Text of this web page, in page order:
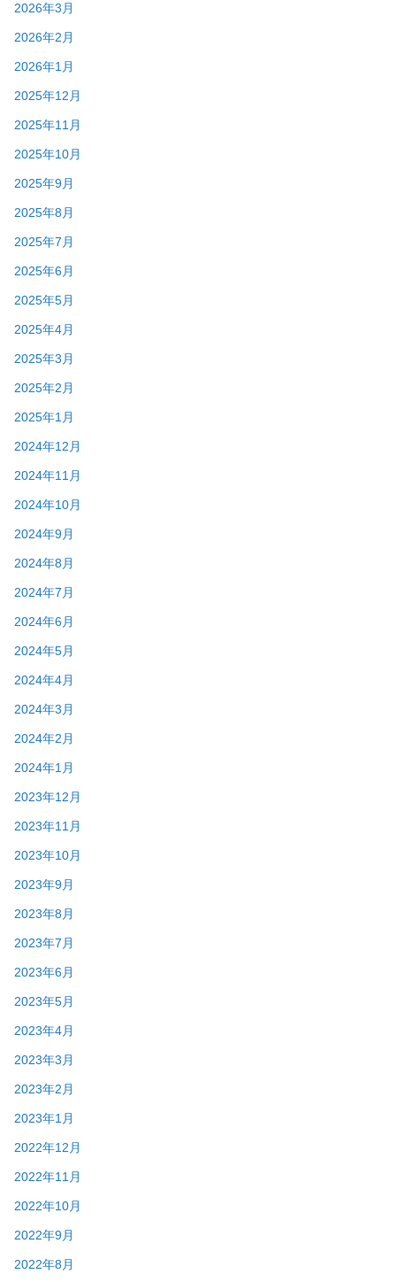
2026年3月
2026年2月
2026年1月
2025年12月
2025年11月
2025年10月
2025年9月
2025年8月
2025年7月
2025年6月
2025年5月
2025年4月
2025年3月
2025年2月
2025年1月
2024年12月
2024年11月
2024年10月
2024年9月
2024年8月
2024年7月
2024年6月
2024年5月
2024年4月
2024年3月
2024年2月
2024年1月
2023年12月
2023年11月
2023年10月
2023年9月
2023年8月
2023年7月
2023年6月
2023年5月
2023年4月
2023年3月
2023年2月
2023年1月
2022年12月
2022年11月
2022年10月
2022年9月
2022年8月